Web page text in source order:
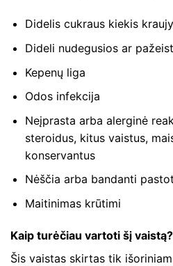
Didelis cukraus kiekis
Dideli nudegusios ar
Kepenų liga
Odos infekcija
Neįprasta arba alerginė
steroidus, kitus vaistus,
konservantus
Nėščia arba bandanti
Maitinimas krūtimi
Kaip turėčiau vartoti šį vaistą?
Šis vaistas skirtas tik